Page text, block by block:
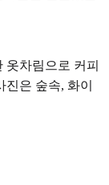
옷차림으로 커피
은 숲속, 화이